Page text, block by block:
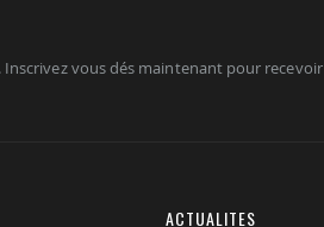
vous dés maintenant pour recevoir
ACTUALITES